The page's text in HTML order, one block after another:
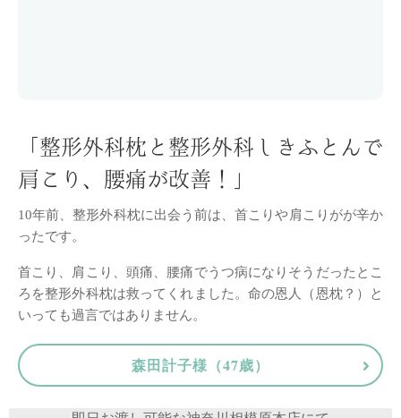
「整形外科枕と整形外科しきふとんで
肩こり、腰痛が改善！」
10年前、整形外科枕に出会う前は、首こりや肩こりがが辛か
ったです。
首こり、肩こり、頭痛、腰痛でうつ病になりそうだったとこ
ろを整形外科枕は救ってくれました。命の恩人（恩枕？）と
いっても過言ではありません。
森田計子様（47歳）